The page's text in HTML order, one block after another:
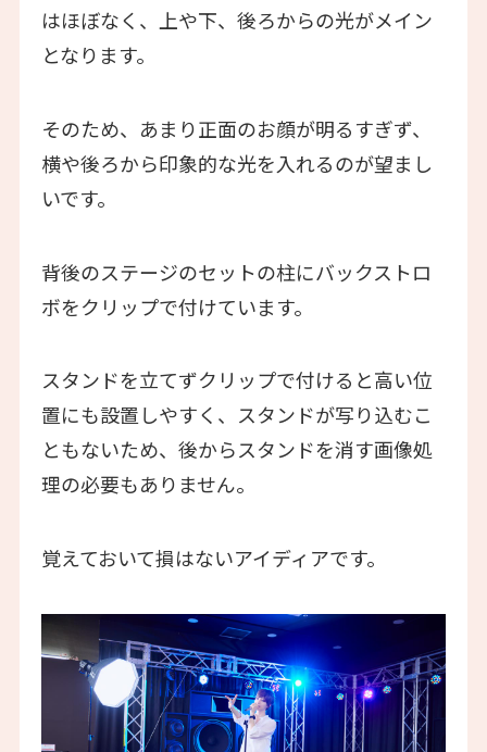
はほぼなく、上や下、後ろからの光がメイン
となります。
そのため、あまり正面のお顔が明るすぎず、
横や後ろから印象的な光を入れるのが望まし
いです。
背後のステージのセットの柱にバックストロ
ボをクリップで付けています。
スタンドを立てずクリップで付けると高い位
置にも設置しやすく、スタンドが写り込むこ
ともないため、後からスタンドを消す画像処
理の必要もありません。
覚えておいて損はないアイディアです。